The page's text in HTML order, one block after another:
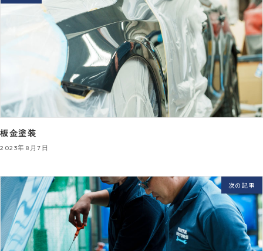
板金塗装
2023年8月7日
次の記事